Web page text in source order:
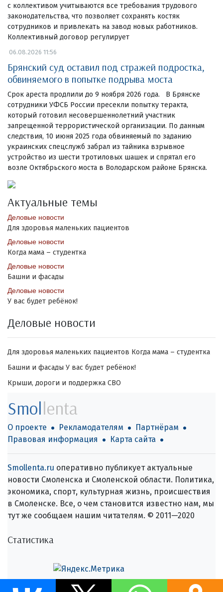
с коллективом учитываются все требования трудового
законодательства, что позволяет сохранять костяк
сотрудников и привлекать на завод новых работников.
Коллективный договор регулирует
06.08.2026 11:56
Брянский суд оставил под стражей подростка,
обвиняемого в попытке подрыва моста
Срок ареста продлили до 9 ноября 2026 года. В Брянске
сотрудники УФСБ России пресекли попытку теракта,
который готовил несовершеннолетний участник
запрещенной террористической организации. По данным
следствия, 10 июня 2025 года обвиняемый по заданию
украинских спецслужб забрал из тайника взрывное
устройство из шести тротиловых шашек и спрятал его
возле Октябрьского моста в Володарском районе Брянска.
Актуальные темы
Деловые новости
Для здоровья маленьких пациентов
Деловые новости
Когда мама – студентка
Деловые новости
Башни и фасады
Деловые новости
У вас будет ребёнок!
Деловые новости
Для здоровья маленьких пациентов Когда мама – студентка
Башни и фасады У вас будет ребёнок!
Крыши, дороги и поддержка СВО
Smollenta
О проекте Рекламодателям
Партнёрам
Правовая информация
Карта сайта
Smollenta.ru оперативно публикует актуальные
новости Смоленска и Смоленской области. Политика,
экономика, спорт, культурная жизнь, происшествия
в Смоленске. Все, о чем становится известно нам, мы
тут же сообщаем нашим читателям. © 2011—2020
Статистика